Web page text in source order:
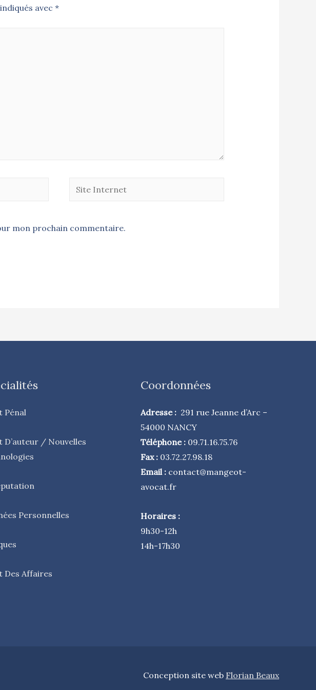
avec *
mon prochain commentaire.
Pénal
D’auteur / Nouvelles
Personnelles
Des Affaires
Coordonnées
Adresse : 291 rue Jeanne d’Arc –
54000 NANCY
Téléphone : 09.71.16.75.76
Fax : 03.72.27.98.18
Email : ​contact@mangeot-
avocat.fr
Horaires :
9h30-12h
14h-17h30
Conception site web Florian Beaux